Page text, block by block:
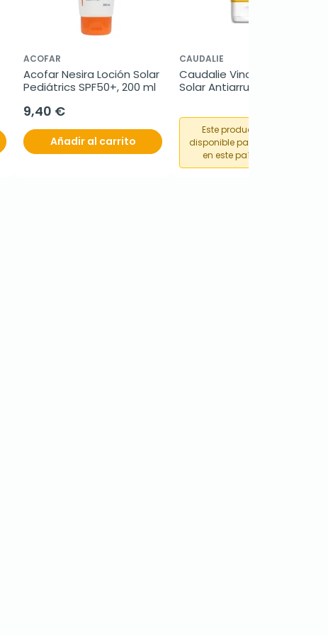
ACOFAR
Acofar Nesira Loción Solar
Pediátrics SPF50+, 200 ml
9,40 €
Añadir al carrito
CAUDALIE
Caudalie Vinosun Crema
Solar Antiarrugas SPF50,
Este producto no está
disponible para su compra
en este país o región.